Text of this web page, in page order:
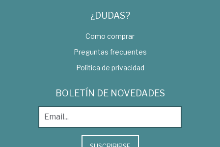
¿DUDAS?
Como comprar
Preguntas frecuentes
Política de privacidad
BOLETÍN DE NOVEDADES